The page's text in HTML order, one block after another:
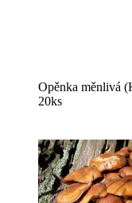
Opěnka měnlivá
20ks